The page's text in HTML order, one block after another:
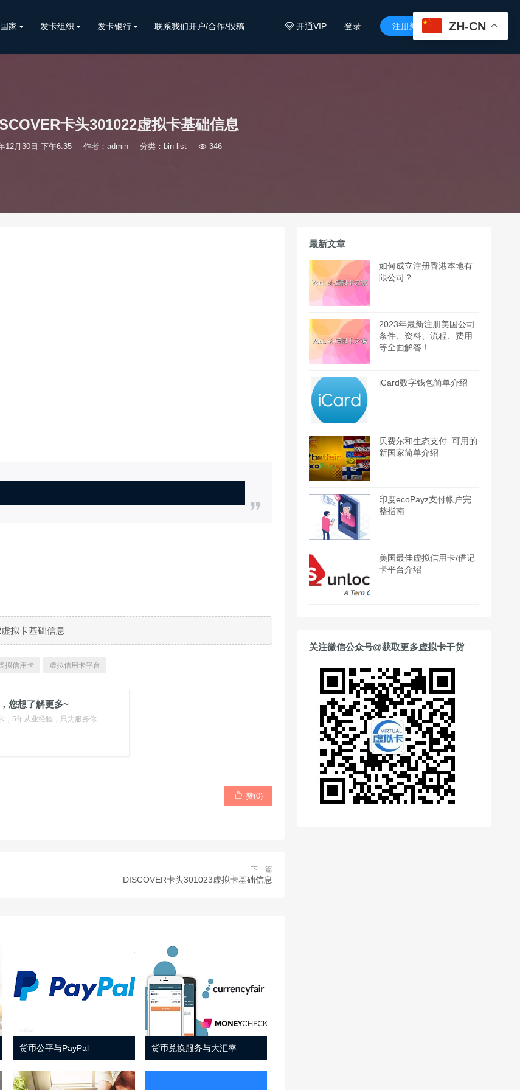
开通VIP 登录 注册新用户 
家 发卡组织 发卡银行 联系我们开户/合作/投稿
卡头301022虚拟卡基础信息
12月30日 下午6:35 作者：admin 分类： bin list 346
拟卡基础信息
拟信用卡 虚拟信用卡平台
您想了解更多~
，5年从业经验，只为服务你
 赞(0)
下一篇
DISCOVER卡头301023虚拟卡基础信息
货币公平与PayPal 货币兑换服务与大汇率
最新文章
如何成立注册香港本地有
限公司？
2023年最新注册美国公司
条件、资料、流程、费用
等全面解答！
iCard数字钱包简单介绍
贝费尔和生态支付–可用的
新国家简单介绍
印度ecoPayz支付帐户完
整指南
美国最佳虚拟信用卡/借记
卡平台介绍
关注微信公众号@获取更多虚拟卡干货
ZH-CN